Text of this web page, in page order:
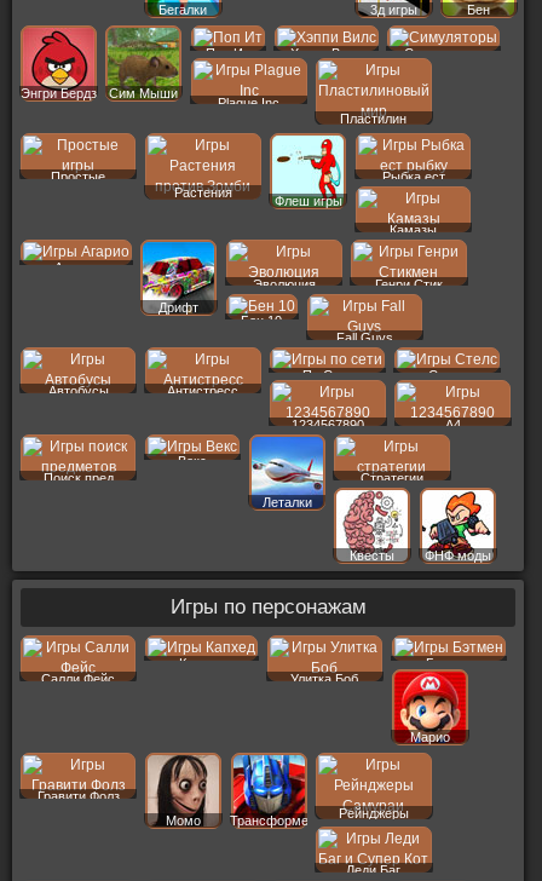
Бегалки
3д игры
Бен
Энгри Бердз Сим Мыши
Поп Ит Хэппи Вилс Симуляторы
Plague Inc
Пластилин
Простые
Растения
Флеш игры
Рыбка ест
Камазы
Агарио
Дрифт
Эволюция Генри Стик
Бен 10
Fall Guys
Автобусы Антистресс
По Сети Стелс
1234567890 A4
Поиск пред
Векс
Леталки
Стратегии
Квесты ФНФ моды
Игры по персонажам
Салли Фейс
Капхед
Улитка Боб
Бэтмен
Марио
Гравити Фолз
Момо
Трансформеры
Рейнджеры
Леди Баг